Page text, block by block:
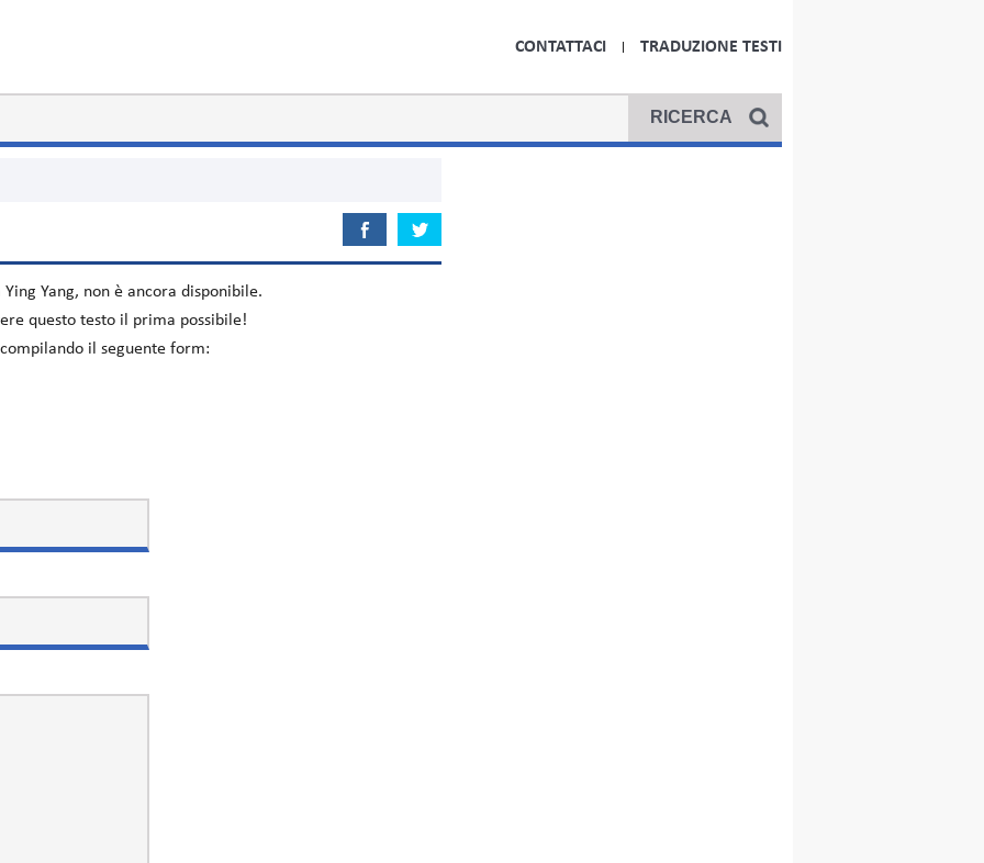
CONTATTACI TRADUZIONE TESTI
Ying Yang, non è ancora disponibile.
questo testo il prima possibile!
il seguente form: